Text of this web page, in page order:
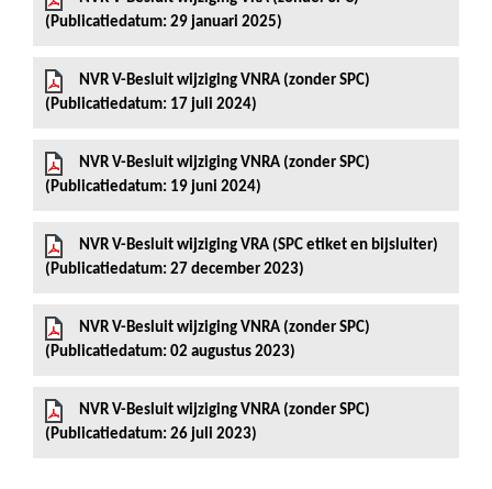
(Publicatiedatum: 29 januari 2025)
NVR V-Besluit wijziging VNRA (zonder SPC)
(Publicatiedatum: 17 juli 2024)
NVR V-Besluit wijziging VNRA (zonder SPC)
(Publicatiedatum: 19 juni 2024)
NVR V-Besluit wijziging VRA (SPC etiket en bijsluiter)
(Publicatiedatum: 27 december 2023)
NVR V-Besluit wijziging VNRA (zonder SPC)
(Publicatiedatum: 02 augustus 2023)
NVR V-Besluit wijziging VNRA (zonder SPC)
(Publicatiedatum: 26 juli 2023)